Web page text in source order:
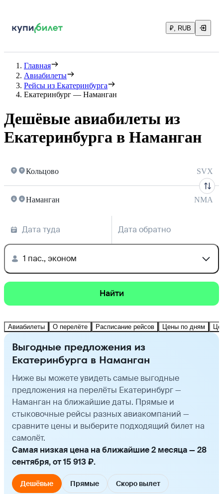
₽, RUB
Главная
Авиабилеты
Рейсы из Екатеринбурга
Екатеринбург — Наманган
Дешёвые авиабилеты из
Екатеринбурга в Наманган
Кольцово SVX
Наманган NMA
Дата туда Дата обратно
1 пас., эконом
Найти
Авиабилеты О перелёте Расписание рейсов Цены по дням
Выгодные предложения из
Екатеринбурга в Наманган
Ниже вы можете увидеть самые выгодные
предложения на перелёты Екатеринбург —
Наманган на ближайшие даты. Прямые и
стыковочные рейсы разных авиакомпаний —
сравните цены и выберите подходящий билет на
самолёт.
Самая низкая цена на ближайшие 2 месяца — 28
сентября, от 15 913 ₽.
Дешёвые Прямые Скоро вылет